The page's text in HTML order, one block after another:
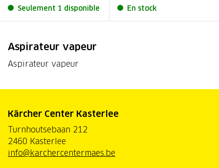
Seulement 1 disponible En stock
Aspirateur vapeur
Aspirateur vapeur
Kärcher Center Kasterlee
Turnhoutsebaan 212
2460 Kasterlee
info@karchercentermaes.be